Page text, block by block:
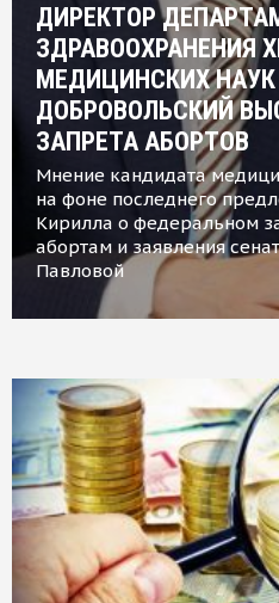
ДИРЕКТОР
ЗДРАВООХРАНЕНИЯ
МЕДИЦИНСКИХ НАУК
ДОБРОВОЛЬСКИЙ
ЗАПРЕТА АБОРТОВ
Мнение кандидата
на фоне последнего
Кирилла о федеральном
абортам и заявления
Павловой